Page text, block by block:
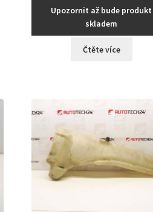
Upozornit až bude produkt
skladem
Čtěte více